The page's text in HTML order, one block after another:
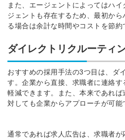
また、エージェントによってはハ
ジェントも存在するため、最初か
る場合は余計な時間やコストを節約
ダイレクトリクルーティ
おすすめの採用手法の3つ目は、ダ
す。企業から直接、求職者に連絡
軽減できます。また、本来であれ
対しても企業からアプローチが可能
通常であれば求人広告は、求職者が